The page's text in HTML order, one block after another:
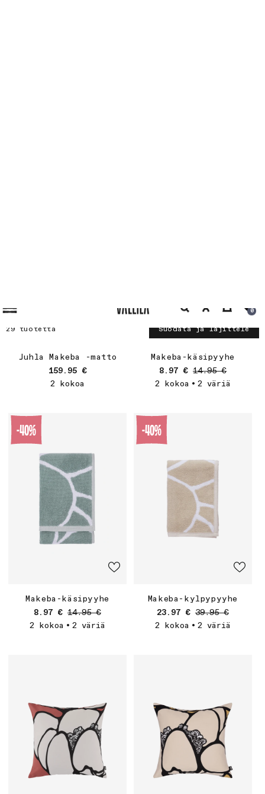
Juhla Makeba -matto
Normaalihinta
159.95 €
2 kokoa
Makeba-käsipyyhe
Myyntihinta
8.97 € Normaalihinta
14.95 €
2 kokoa • 2 väriä
Makeba-käsipyyhe
Myyntihinta
8.97 € Normaalihinta
14.95 €
2 kokoa • 2 väriä
-40%
Makeba-kylpypyyhe
Myyntihinta
23.97 € Normaalihinta
39.95 €
2 kokoa • 2 väriä
-40%